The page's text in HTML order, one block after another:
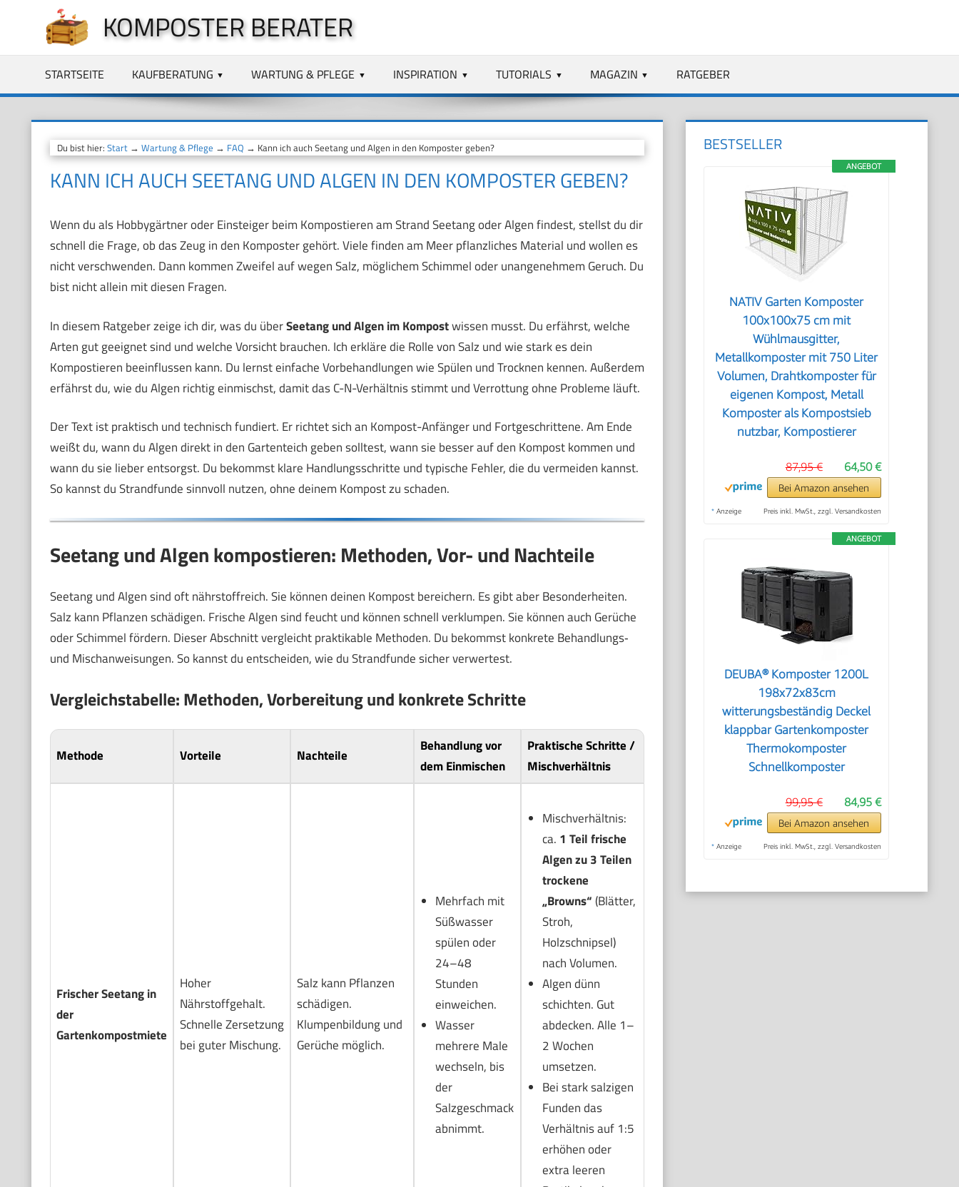
springen
KOMPOSTER BERATER
STARTSEITE KAUFBERATUNG WARTUNG & PFLEGE INSPIRATION TUTORIALS MAGAZIN RATGEBER
Du bist hier: Start→ Wartung & Pflege → FAQ → Kann ich auch Seetang und Algen in den Komposter geben?
KANN ICH AUCH SEETANG UND ALGEN IN DEN KOMPOSTER GEBEN?
Wenn du als Hobbygärtner oder Einsteiger beim Kompostieren am Strand Seetang oder Algen findest, stellst du dir
schnell die Frage, ob das Zeug in den Komposter gehört. Viele finden am Meer pflanzliches Material und wollen es
nicht verschwenden. Dann kommen Zweifel auf wegen Salz, möglichem Schimmel oder unangenehmem Geruch. Du
bist nicht allein mit diesen Fragen.
In diesem Ratgeber zeige ich dir, was du überSeetang und Algen im Kompostwissen musst. Du erfährst, welche
Arten gut geeignet sind und welche Vorsicht brauchen. Ich erkläre die Rolle von Salz und wie stark es dein
Kompostieren beeinflussen kann. Du lernst einfache Vorbehandlungen wie Spülen und Trocknen kennen. Außerdem
erfährst du, wie du Algen richtig einmischst, damit das C-N-Verhältnis stimmt und Verrottung ohne Probleme läuft.
Der Text ist praktisch und technisch fundiert. Er richtet sich an Kompost-Anfänger und Fortgeschrittene. Am Ende
weißt du, wann du Algen direkt in den Gartenteich geben solltest, wann sie besser auf den Kompost kommen und
wann du sie lieber entsorgst. Du bekommst klare Handlungsschritte und typische Fehler, die du vermeiden kannst.
So kannst du Strandfunde sinnvoll nutzen, ohne deinem Kompost zu schaden.
Seetang und Algen kompostieren: Methoden, Vor- und Nachteile
Seetang und Algen sind oft nährstoffreich. Sie können deinen Kompost bereichern. Es gibt aber Besonderheiten.
Salz kann Pflanzen schädigen. Frische Algen sind feucht und können schnell verklumpen. Sie können auch Gerüche
oder Schimmel fördern. Dieser Abschnitt vergleicht praktikable Methoden. Du bekommst konkrete Behandlungs‑
und Mischanweisungen. So kannst du entscheiden, wie du Strandfunde sicher verwertest.
Vergleichstabelle: Methoden, Vorbereitung und konkrete Schritte
Methode Vorteile Nachteile
Behandlung vor
dem Einmischen
Praktische Schritte /
Mischverhältnis
Frischer Seetang in
der
Gartenkompostmiete
Hoher
Nährstoffgehalt.
Schnelle Zersetzung
bei guter Mischung.
Salz kann Pflanzen
schädigen.
Klumpenbildung und
Gerüche möglich.
Mehrfach mit
Süßwasser
spülen oder
24–48
Stunden
einweichen.
Wasser
mehrere Male
wechseln, bis
der
Salzgeschmack
abnimmt.
Mischverhältnis:
ca. 1 Teil frische
Algen zu 3 Teilen
trockene
„Browns“(Blätter,
Stroh,
Holzschnipsel)
nach Volumen.
Algen dünn
schichten. Gut
abdecken. Alle 1–
2 Wochen
umsetzen.
Bei stark salzigen
Funden das
Verhältnis auf 1:5
erhöhen oder
extra leeren
BESTSELLER
ANGEBOT
NATIV Garten Komposter
100x100x75 cm mit
Wühlmausgitter,
Metallkomposter mit 750 Liter
Volumen, Drahtkomposter für
eigenen Kompost, Metall
Komposter als Kompostsieb
nutzbar, Kompostierer
64,50 €
87,95 €
Bei Amazon ansehen
* Anzeige Preis inkl. MwSt., zzgl. Versandkosten
ANGEBOT
DEUBA® Komposter 1200L
198x72x83cm
witterungsbeständig Deckel
klappbar Gartenkomposter
Thermokomposter
Schnellkomposter
84,95 €
99,95 €
Bei Amazon ansehen
* Anzeige Preis inkl. MwSt., zzgl. Versandkosten